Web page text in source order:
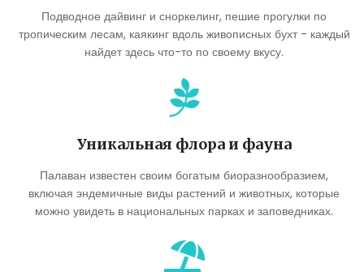
Подводное дайвинг и сноркелинг, пешие прогулки по
тропическим лесам, каякинг вдоль живописных бухт - каждый
найдет здесь что-то по своему вкусу.
Уникальная флора и фауна
Палаван известен своим богатым биоразнообразием,
включая эндемичные виды растений и животных, которые
можно увидеть в национальных парках и заповедниках.